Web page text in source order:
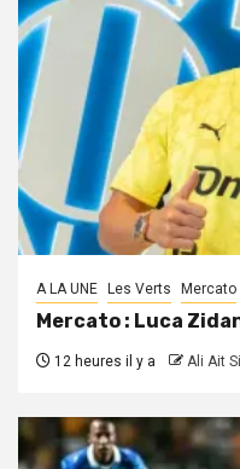
A LA UNE Les Verts Mercato
Mercato : Luca
12 heures il y a Ali Ait